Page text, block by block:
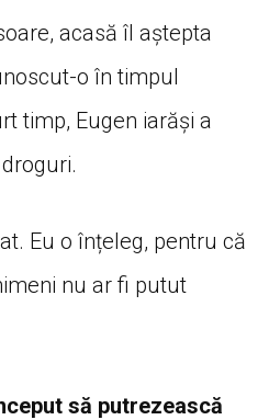
acasă îl aștepta
o în timpul
timp, Eugen iarăși a
Eu o înțeleg, pentru că
nu ar fi putut
să putrezească